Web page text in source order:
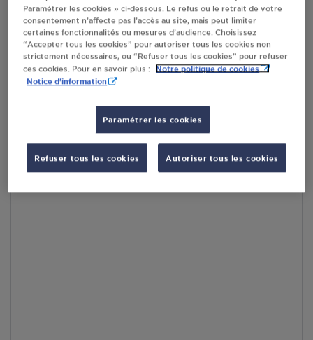
En cliquant sur « S’y rendre », j’autorise le traitement
d’informations (dont mon adresse IP) et leur transfert hors UE
par Google Maps afin d’afficher la carte.
En savoir plus
Accès
Paramétrer les cookies » ci-dessous. Le refus ou le retrait de votre
consentement n’affecte pas l’accès au site, mais peut limiter
certaines fonctionnalités ou mesures d’audience. Choisissez
“Accepter tous les cookies” pour autoriser tous les cookies non
strictement nécessaires, ou “Refuser tous les cookies” pour refuser
ces cookies. Pour en savoir plus :
Notre politique de cookies
Notice d'information
Paramétrer les cookies
Refuser tous les cookies Autoriser tous les cookies